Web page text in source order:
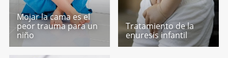
Mojar la cama es el
peor trauma para un
niño
Tratamiento de la
enuresis infantil